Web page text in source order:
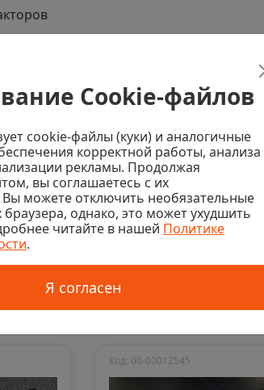
свойств
гидроизоляция Показать
Код: 00-00012545
Cookie-файлов
cookie-файлы (куки) и аналогичные
корректной работы, анализа
рекламы. Продолжая
вы соглашаетесь с их
можете отключить необязательные
браузера, однако, это может ухудшить
читайте в нашей Политике
.
Я согласен